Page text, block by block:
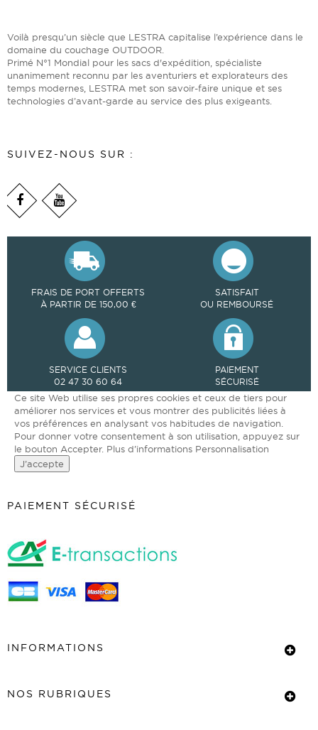
Voilà presqu’un siècle que LESTRA capitalise l’expérience dans le
domaine du couchage OUTDOOR.
Primé N°1 Mondial pour les sacs d'expédition, spécialiste
unanimement reconnu par les aventuriers et explorateurs des
temps modernes, LESTRA met son savoir-faire unique et ses
technologies d’avant-garde au service des plus exigeants.
SUIVEZ-NOUS SUR :
FRAIS DE PORT OFFERTS
À PARTIR DE 150,00 €
SATISFAIT
OU REMBOURSÉ
SERVICE CLIENTS
02 47 30 60 64
PAIEMENT
SÉCURISÉ
Ce site Web utilise ses propres cookies et ceux de tiers pour
améliorer nos services et vous montrer des publicités liées à
vos préférences en analysant vos habitudes de navigation.
Pour donner votre consentement à son utilisation, appuyez sur
le bouton Accepter. Plus d’informations Personnalisation
J’accepte
PAIEMENT SÉCURISÉ
INFORMATIONS
NOS RUBRIQUES